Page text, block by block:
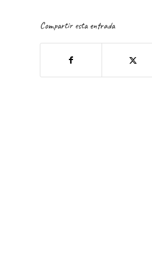
Compartir esta entrada